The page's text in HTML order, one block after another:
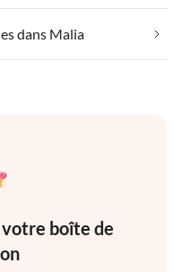
dans Malia
votre boîte de